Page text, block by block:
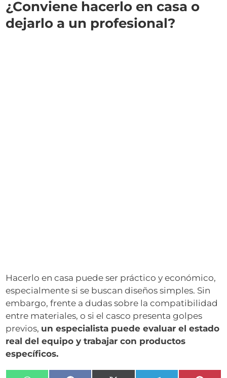
¿Conviene hacerlo en casa o
dejarlo a un profesional?
Hacerlo en casa puede ser práctico y económico,
especialmente si se buscan diseños simples. Sin
embargo, frente a dudas sobre la compatibilidad
entre materiales, o si el casco presenta golpes
previos, un especialista puede evaluar el estado
real del equipo y trabajar con productos
específicos.